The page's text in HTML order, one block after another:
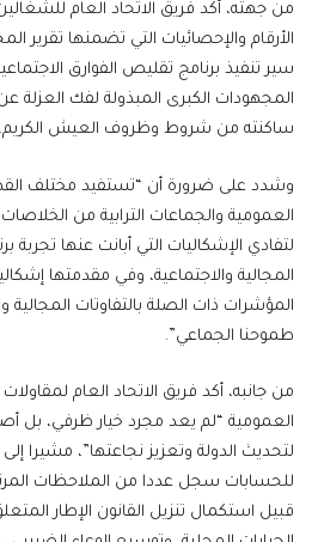
من جهته، أكد فريق الاتحاد العام
الأرقام والإحصائيات التي تضمنها تقرير
سير تنفيذ برنامج تقليص الفوارق
المجهودات الكبرى المبذولة لفك العزلة
ساكنته من شروط وظروف العيش الكريم.
وشدد على ضرورة أن “تستفيد مختلف
العمومية والجماعات الترابية من
لتفادي الإشكاليات التي أبانت عنها تجربة
المجالية والاجتماعية، وفي مقدمتها
المؤشرات ذات الصلة بالتفاوتات المجالية
طموحنا الجماعي”.
من جانبه، أكد فريق الاتحاد العام
العمومية “لم يعد مجرد خيار ظرفي، بل
لتحديث الدولة وتعزيز نجاعتها”، مشيرا
للحسابات سجل عددا من الملاحظات
قبيل استكمال تنزيل القانون الإطار